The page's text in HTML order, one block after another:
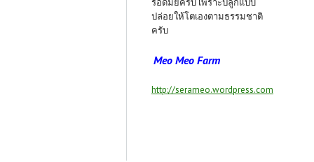
รอดมั้ยครับ เพราะปลูกแบบ
ปล่อยให้โตเองตามธรรมชาติ
ครับ
Meo Meo Farm
http://serameo.wordpress.com